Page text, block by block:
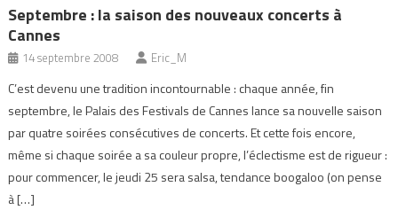
Septembre : la saison des nouveaux concerts à
Cannes
14 septembre 2008 Eric_M
C’est devenu une tradition incontournable : chaque année, fin
septembre, le Palais des Festivals de Cannes lance sa nouvelle saison
par quatre soirées consécutives de concerts. Et cette fois encore,
même si chaque soirée a sa couleur propre, l’éclectisme est de rigueur :
pour commencer, le jeudi 25 sera salsa, tendance boogaloo (on pense
à […]